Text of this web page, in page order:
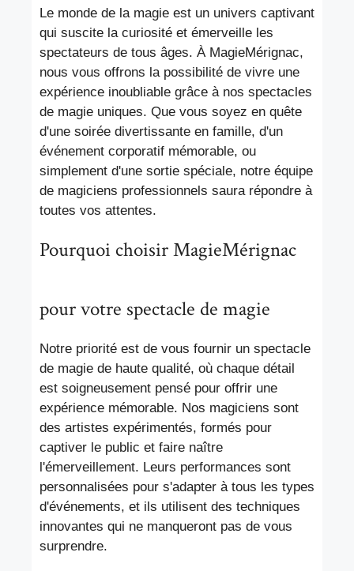
Le monde de la magie est un univers captivant
qui suscite la curiosité et émerveille les
spectateurs de tous âges. À MagieMérignac,
nous vous offrons la possibilité de vivre une
expérience inoubliable grâce à nos spectacles
de magie uniques. Que vous soyez en quête
d'une soirée divertissante en famille, d'un
événement corporatif mémorable, ou
simplement d'une sortie spéciale, notre équipe
de magiciens professionnels saura répondre à
toutes vos attentes.
Pourquoi choisir MagieMérignac
pour votre spectacle de magie
Notre priorité est de vous fournir un spectacle
de magie de haute qualité, où chaque détail
est soigneusement pensé pour offrir une
expérience mémorable. Nos magiciens sont
des artistes expérimentés, formés pour
captiver le public et faire naître
l'émerveillement. Leurs performances sont
personnalisées pour s'adapter à tous les types
d'événements, et ils utilisent des techniques
innovantes qui ne manqueront pas de vous
surprendre.